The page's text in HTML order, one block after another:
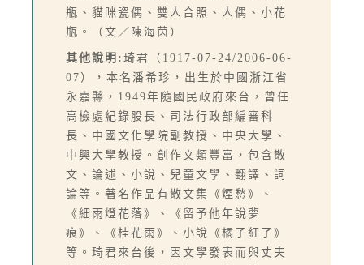
瓶、貓咪瓷偶、雙人合照、人偶、小花
瓶。（文／陳海茵）
其他說明: 琦君（1917-07-24/2006-06-
07），本名潘希珍，出生於中國浙江省
永嘉縣，1949年隨國民政府來台，曾任
高檢處紀錄股長、司法行政部編審科
長、中國文化學院副教授、中央大學、
中興大學教授。創作文類豐富，包含散
文、論述、小說、兒童文學、翻譯、詞
論等。著名作品有散文集《煙愁》、
《細雨燈花落》、《留予他年說夢
痕》、《桂花雨》、小說《橘子紅了》
等。琦君來台後，因文學發表而與丈夫